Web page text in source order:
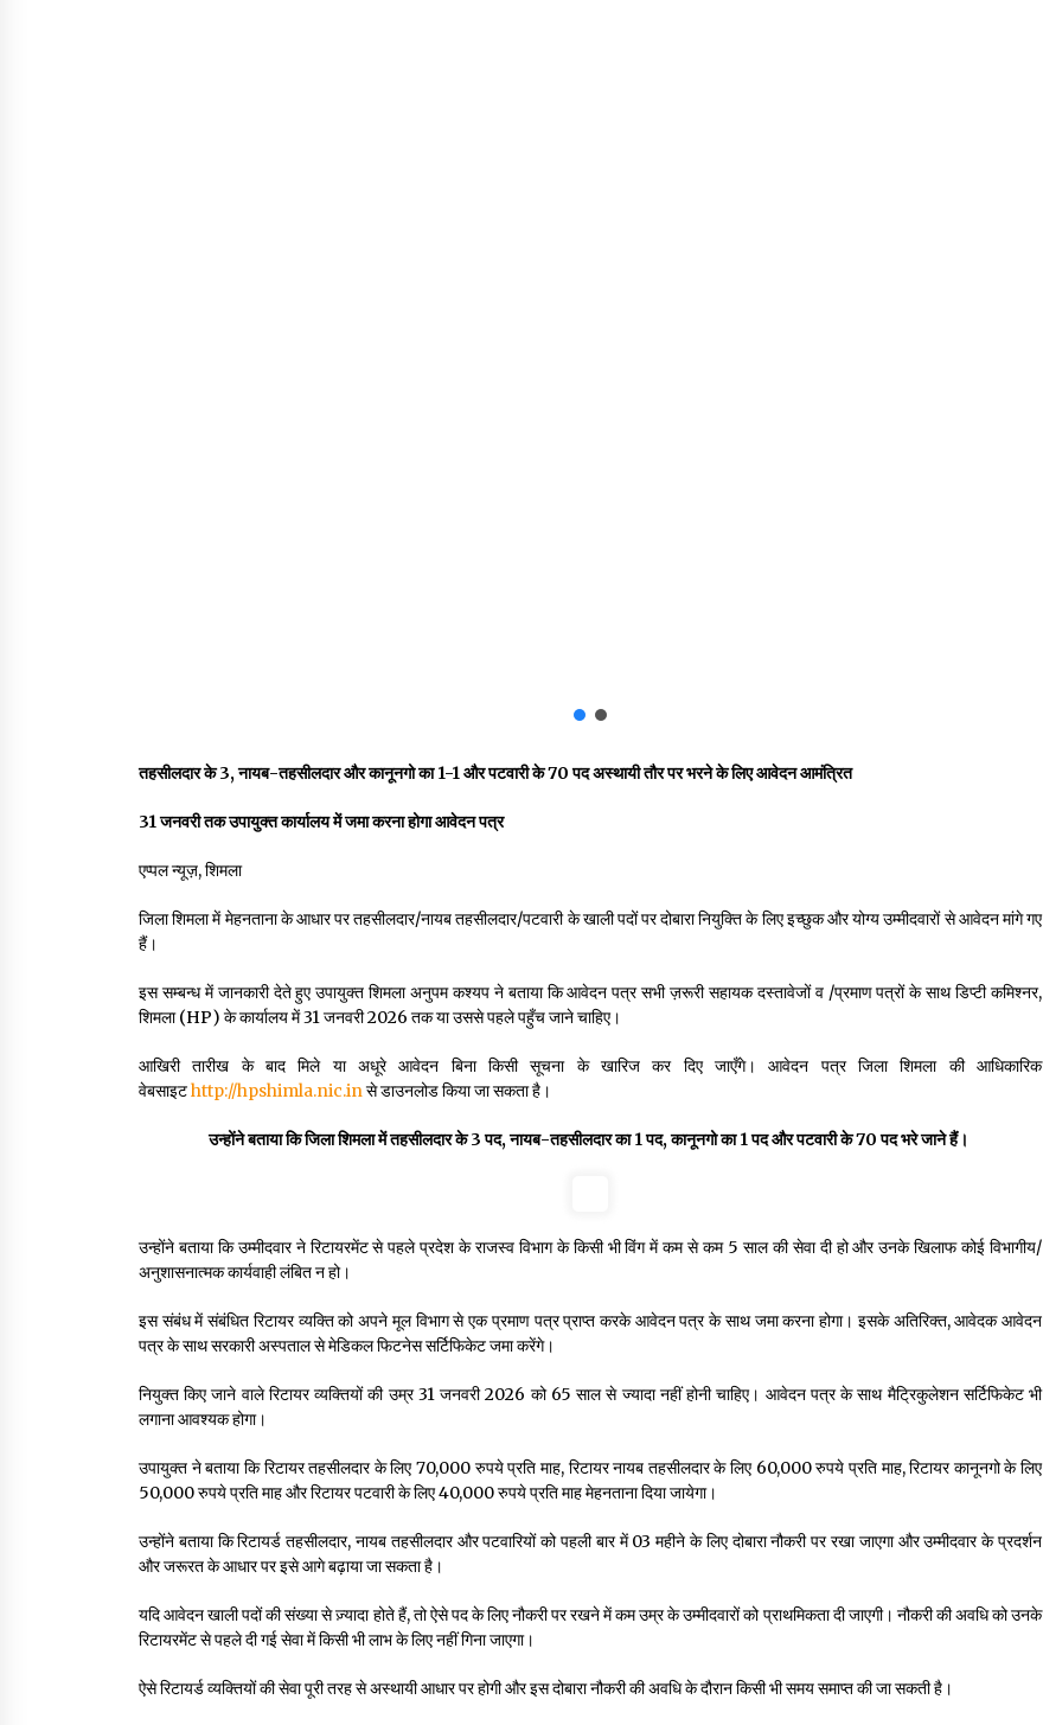
तहसीलदार के 3, नायब-तहसीलदार और कानूनगो का 1-1 और पटवारी के 70 पद अस्थायी तौर पर भरने के लिए आवेदन आमंत्रित
31 जनवरी तक उपायुक्त कार्यालय में जमा करना होगा आवेदन पत्र
एप्पल न्यूज़, शिमला
जिला शिमला में मेहनताना के आधार पर तहसीलदार/नायब तहसीलदार/पटवारी के खाली पदों पर दोबारा नियुक्ति के लिए इच्छुक और योग्य उम्मीदवारों से आवेदन मांगे गए
हैं।
इस सम्बन्ध में जानकारी देते हुए उपायुक्त शिमला अनुपम कश्यप ने बताया कि आवेदन पत्र सभी ज़रूरी सहायक दस्तावेजों व /प्रमाण पत्रों के साथ डिप्टी कमिश्नर,
शिमला (HP) के कार्यालय में 31 जनवरी 2026 तक या उससे पहले पहुँच जाने चाहिए।
आखिरी तारीख के बाद मिले या अधूरे आवेदन बिना किसी सूचना के खारिज कर दिए जाएँगे। आवेदन पत्र जिला शिमला की आधिकारिक
वेबसाइटhttp://hpshimla.nic.inसे डाउनलोड किया जा सकता है।
उन्होंने बताया कि जिला शिमला में तहसीलदार के 3 पद, नायब-तहसीलदार का 1 पद, कानूनगो का 1 पद और पटवारी के 70 पद भरे जाने हैं।
उन्होंने बताया कि उम्मीदवार ने रिटायरमेंट से पहले प्रदेश के राजस्व विभाग के किसी भी विंग में कम से कम 5 साल की सेवा दी हो और उनके खिलाफ कोई विभागीय/
अनुशासनात्मक कार्यवाही लंबित न हो।
इस संबंध में संबंधित रिटायर व्यक्ति को अपने मूल विभाग से एक प्रमाण पत्र प्राप्त करके आवेदन पत्र के साथ जमा करना होगा। इसके अतिरिक्त, आवेदक आवेदन
पत्र के साथ सरकारी अस्पताल से मेडिकल फिटनेस सर्टिफिकेट जमा करेंगे।
नियुक्त किए जाने वाले रिटायर व्यक्तियों की उम्र 31 जनवरी 2026 को 65 साल से ज्यादा नहीं होनी चाहिए। आवेदन पत्र के साथ मैट्रिकुलेशन सर्टिफिकेट भी
लगाना आवश्यक होगा।
उपायुक्त ने बताया कि रिटायर तहसीलदार के लिए 70,000 रुपये प्रति माह, रिटायर नायब तहसीलदार के लिए 60,000 रुपये प्रति माह, रिटायर कानूनगो के लिए
50,000 रुपये प्रति माह और रिटायर पटवारी के लिए 40,000 रुपये प्रति माह मेहनताना दिया जायेगा।
उन्होंने बताया कि रिटायर्ड तहसीलदार, नायब तहसीलदार और पटवारियों को पहली बार में 03 महीने के लिए दोबारा नौकरी पर रखा जाएगा और उम्मीदवार के प्रदर्शन
और जरूरत के आधार पर इसे आगे बढ़ाया जा सकता है।
यदि आवेदन खाली पदों की संख्या से ज़्यादा होते हैं, तो ऐसे पद के लिए नौकरी पर रखने में कम उम्र के उम्मीदवारों को प्राथमिकता दी जाएगी। नौकरी की अवधि को उनके
रिटायरमेंट से पहले दी गई सेवा में किसी भी लाभ के लिए नहीं गिना जाएगा।
ऐसे रिटायर्ड व्यक्तियों की सेवा पूरी तरह से अस्थायी आधार पर होगी और इस दोबारा नौकरी की अवधि के दौरान किसी भी समय समाप्त की जा सकती है।